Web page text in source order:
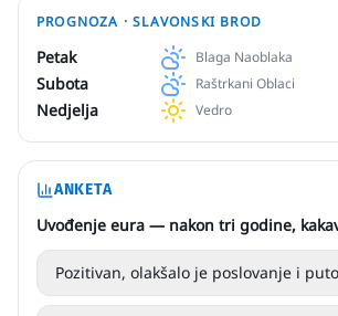
PROGNOZA ·SLAVONSKI BROD
Petak Blaga Naoblaka
Subota
Raštrkani Oblaci
Nedjelja
Vedro
ANKETA
Uvođenje eura — nakon tri godine,
Pozitivan, olakšalo je poslovanje i